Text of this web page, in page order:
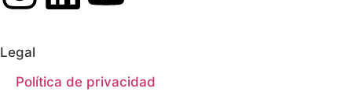
Legal
Política de privacidad